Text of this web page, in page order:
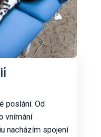
poslání. Od
vnímání
nacházím spojení